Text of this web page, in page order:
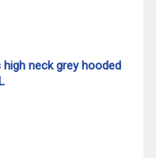
neck grey hooded